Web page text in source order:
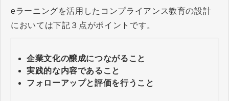
eラーニングを活用したコンプライアンス教育の設計
においては下記３点がポイントです。
企業文化の醸成につながること
実践的な内容であること
フォローアップと評価を行うこと